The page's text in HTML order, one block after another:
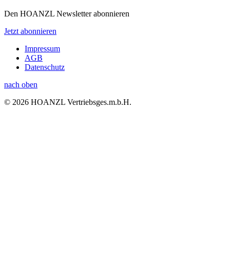
Den HOANZL Newsletter abonnieren
Jetzt abonnieren
Impressum
AGB
Datenschutz
nach oben
© 2026 HOANZL Vertriebsges.m.b.H.